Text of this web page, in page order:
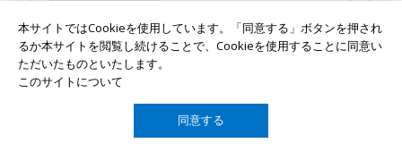
申込先・問合わせ先
自然系研究科等総務課総務グループ
本サイトではCookieを使用しています。「同意する」ボタンを押され
るか本サイトを閲覧し続けることで、Cookieを使用することに同意い
ただいたものといたします。
このサイトについて
同意する